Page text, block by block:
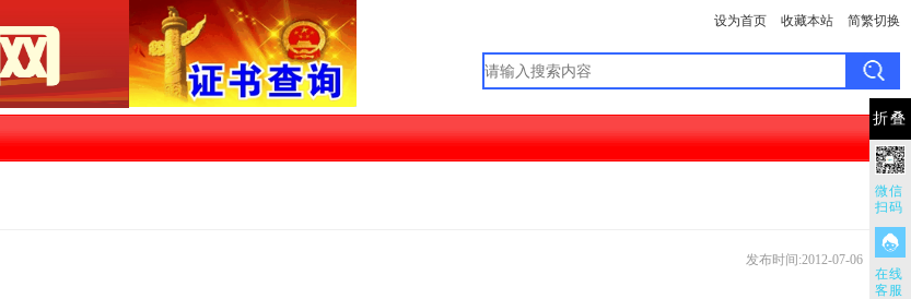
折叠
微信
扫码
在线
客服
设为首页 收藏本站 简繁切换
发布时间:2012-07-06